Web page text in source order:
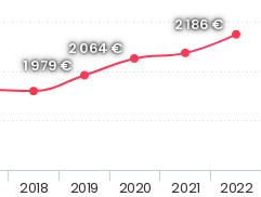
1 979 €
2 064 €
2 186 €
2018 2019 2020 2021 2022